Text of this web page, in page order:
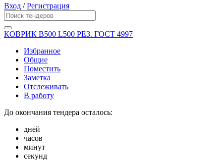
Вход /Регистрация
КОВРИК B500 L500 РЕЗ. ГОСТ 4997
Избранное
Общие
Поместить
Заметка
Отслеживать
В работу
До окончания тендера осталось:
дней
часов
минут
секунд